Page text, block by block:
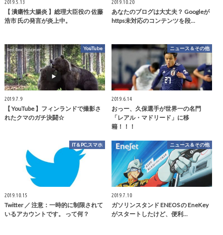
2019.5.13
【 潰瘍性大腸炎 】総理大臣役の 佐藤
浩市 氏の発言が炎上中。
2019.10.20
あなたのブログは大丈夫？ Googleが
https未対応のコンテンツを段…
YouTube
2019.7.9
【 YouTube 】フィンランドで撮影さ
れたクマのガチ決闘☆
ニュース＆その他
2019.6.14
おっー、久保選手が世界一の名門
「レアル・マドリード」に移
籍！！！
IT＆PC,スマホ
2019.10.15
Twitter ／ 注意：一時的に制限されて
いるアカウントです。 って何？
ニュース＆その他
2019.7.10
ガソリンスタンド ENEOS の EneKey
がスタートしたけど、便利…